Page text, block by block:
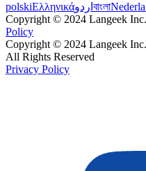
polskiΕλληνικάاردو বাংলা
Copyright © 2024 Langeek
Policy
Copyright © 2024 Langeek Inc.
All Rights Reserved
Privacy Policy